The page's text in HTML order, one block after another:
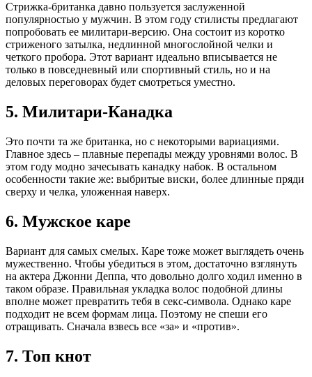
Стрижка-британка давно пользуется заслуженной
популярностью у мужчин. В этом году стилисты предлагают
попробовать ее милитари-версию. Она состоит из коротко
стриженого затылка, недлинной многослойной челки и
четкого пробора. Этот вариант идеально вписывается не
только в повседневный или спортивный стиль, но и на
деловых переговорах будет смотреться уместно.
5. Милитари-Канадка
Это почти та же британка, но с некоторыми вариациями.
Главное здесь – плавные перепады между уровнями волос. В
этом году модно зачесывать канадку набок. В остальном
особенности такие же: выбритые виски, более длинные пряди
сверху и челка, уложенная наверх.
6. Мужское каре
Вариант для самых смелых. Каре тоже может выглядеть очень
мужественно. Чтобы убедиться в этом, достаточно взглянуть
на актера Джонни Деппа, что довольно долго ходил именно в
таком образе. Правильная укладка волос подобной длины
вполне может превратить тебя в секс-символа. Однако каре
подходит не всем формам лица. Поэтому не спеши его
отращивать. Сначала взвесь все «за» и «против».
7. Топ кнот